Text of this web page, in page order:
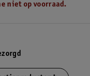
niet op voorraad.